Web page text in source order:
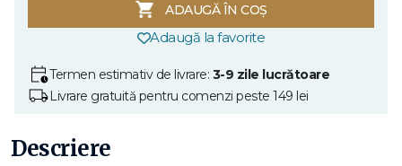
ADAUGĂ ÎN COȘ
Adaugă la favorite
Termen estimativ de livrare: 3-9 zile lucrătoare
Livrare gratuită pentru comenzi peste 149 lei
Descriere